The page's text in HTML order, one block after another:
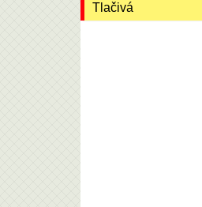
Tlačivá